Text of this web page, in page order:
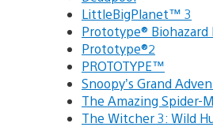
LittleBigPlanet™ 3
Prototype® Biohazard
Prototype®2
PROTOTYPE™
Snoopy’s Grand
The Amazing Spider-
The Witcher 3: Wild